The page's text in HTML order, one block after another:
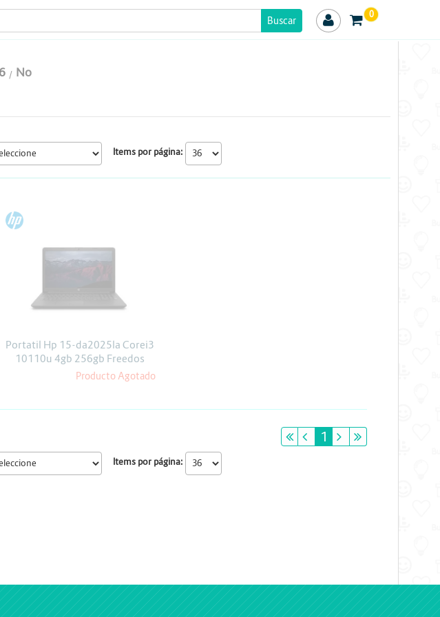
0
No
Items por página:
Portatil Hp 15-da2025la Corei3
10110u 4gb 256gb Freedos
HP
Producto Agotado
primeiro
anterior
1 próximo
Items por página: